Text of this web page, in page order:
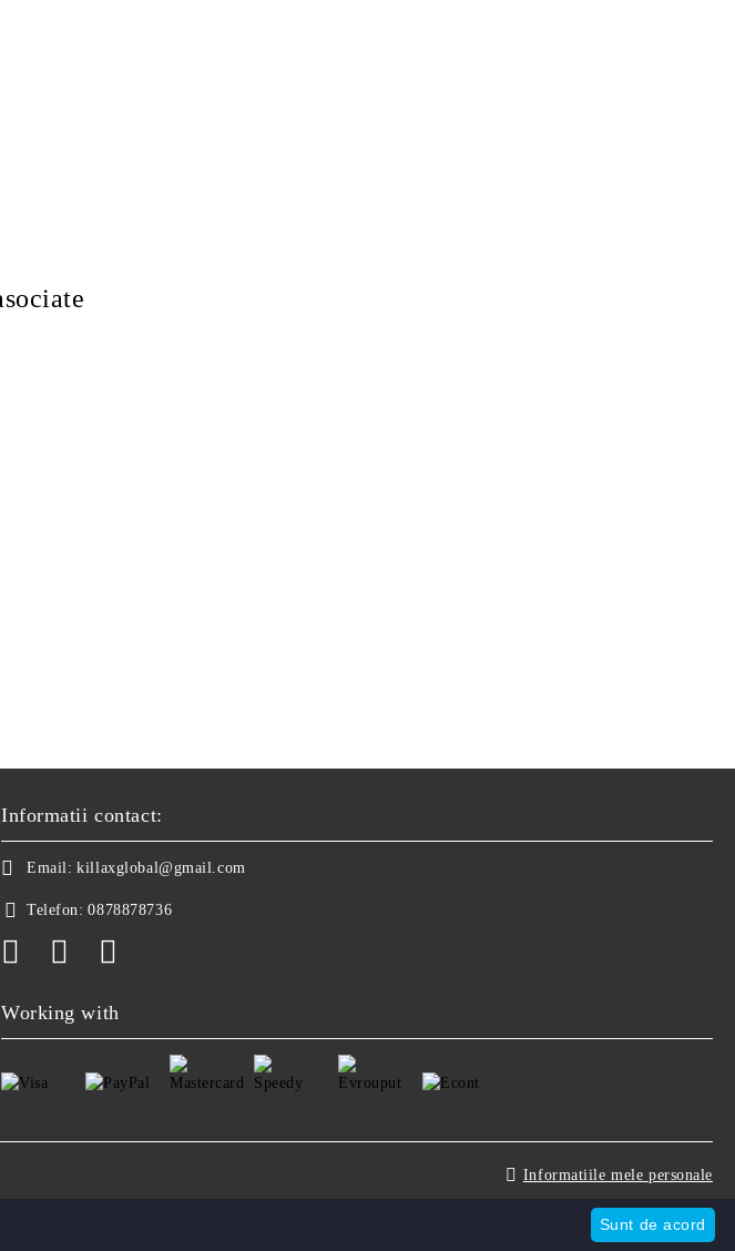
Informatii contact:
Email: killaxglobal@gmail.com
Telefon: 0878878736
Working with
Informatiile mele personale
Seliton Sunt de acord